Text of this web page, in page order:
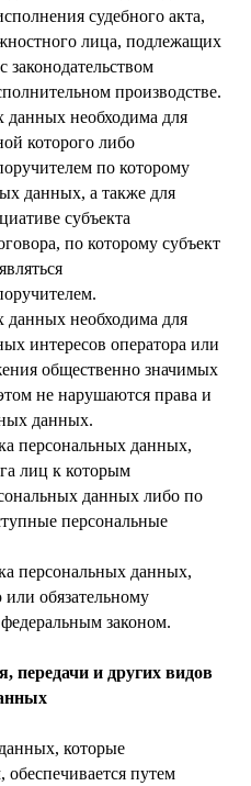
судебного акта,
лица, подлежащих
законодательством
производстве.
данных необходима для
которого либо
по которому
данных, а также для
субъекта
по которому субъект
данных необходима для
интересов оператора или
общественно значимых
не нарушаются права и
данных.
персональных данных,
лиц к которым
данных либо по
персональные
персональных данных,
обязательному
законом.
передачи и других видов
которые
путем